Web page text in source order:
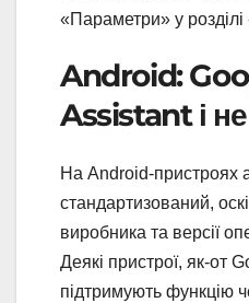
«Параметри» у
Android:
Assistant і не
На Android-пристроях
стандартизований,
виробника та версії
Деякі пристрої, як-от
підтримують функцію